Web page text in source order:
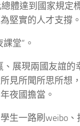
體達到國家規定
堅實的人才支撐。
堂”。
展現兩國友誼的
見所聞所思所想
夜國擔當。
生一路刷weibo